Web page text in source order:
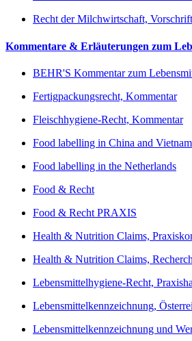
Recht der Milchwirtschaft,
Kommentare & Erläuterungen zum
BEHR'S Kommentar zum
Fertigpackungsrecht, Kommentar
Fleischhygiene-Recht, Kommentar
Food labelling in China and Vietnam
Food labelling in the Netherlands
Food & Recht
Food & Recht PRAXIS
Health & Nutrition Claims,
Health & Nutrition Claims,
Lebensmittelhygiene-Recht,
Lebensmittelkennzeichnung,
Lebensmittelkennzeichnung und